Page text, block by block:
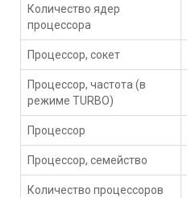
Количество ядер
процессора
Процессор, сокет
Процессор, частота (в
режиме TURBO)
Процессор
Процессор, семейство
Количество процессоров